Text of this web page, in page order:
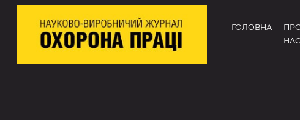
ГОЛОВНА
НАС